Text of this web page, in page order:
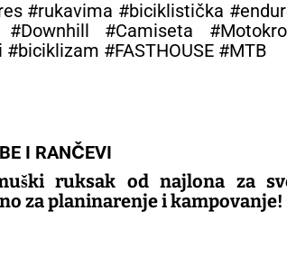
#rukavima #biciklistička
#Camiseta
#FASTHOUSE #MTB
I RANČEVI
ruksak od najlona za
za planinarenje i kampovanje!